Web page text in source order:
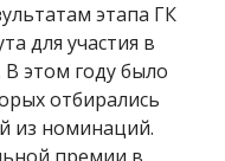
этапа ГК
для участия в
этом году было
отбирались
из номинаций.